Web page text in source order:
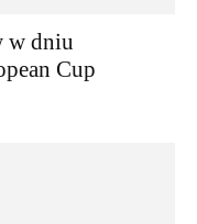
w dniu
Cup